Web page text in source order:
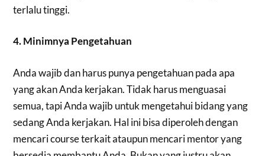
terlalu tinggi.
4. Minimnya Pengetahuan
Anda wajib dan harus punya pengetahuan pada apa
yang akan Anda kerjakan. Tidak harus menguasai
semua, tapi Anda wajib untuk mengetahui bidang yang
sedang Anda kerjakan. Hal ini bisa diperoleh dengan
mencari course terkait ataupun mencari mentor yang